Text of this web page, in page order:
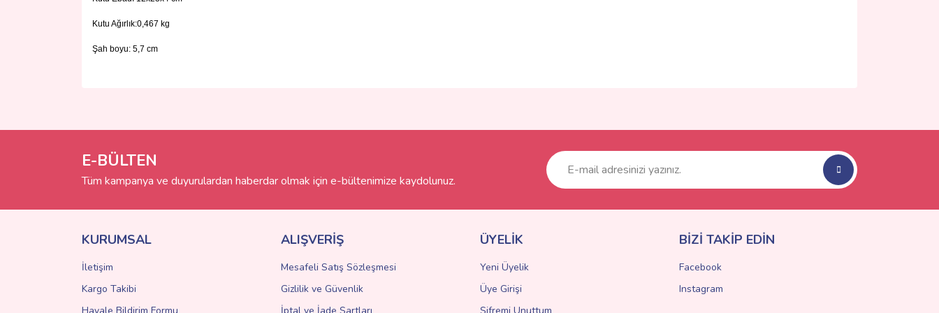
Kutu Ağırlık:0,467 kg
Şah boyu: 5,7 cm
Ürün resmi kalitesiz, bozuk veya görüntülenemiyor.
Bu ürüne benzer farklı alternatifler olmalı.
E-BÜLTEN
Tüm kampanya ve duyurulardan haberdar olmak için e-bültenimize kaydolunuz.
KURUMSAL
İletişim
Kargo Takibi
ALIŞVERİŞ
Mesafeli Satış Sözleşmesi
Gizlilik ve Güvenlik
ÜYELİK
Yeni Üyelik
Üye Girişi
BİZİ TAKİP EDİN
Facebook
Instagram